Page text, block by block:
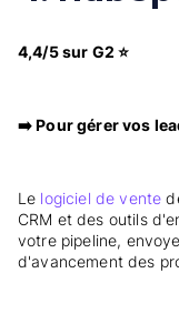
4,4/5 sur G2 ⭐
➡️ Pour gérer vos
Le logiciel de vente
CRM et des outils
votre pipeline,
d'avancement des